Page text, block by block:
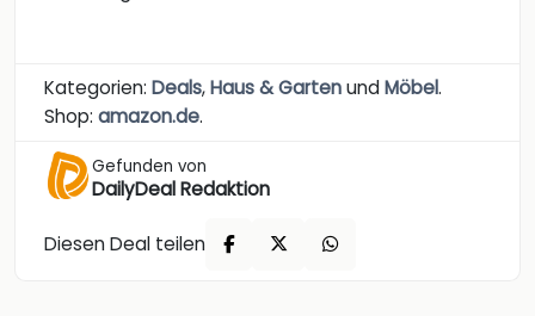
Kategorien: Deals,Haus & GartenundMöbel.
Shop: amazon.de.
Gefunden von
DailyDeal Redaktion
Diesen Deal teilen